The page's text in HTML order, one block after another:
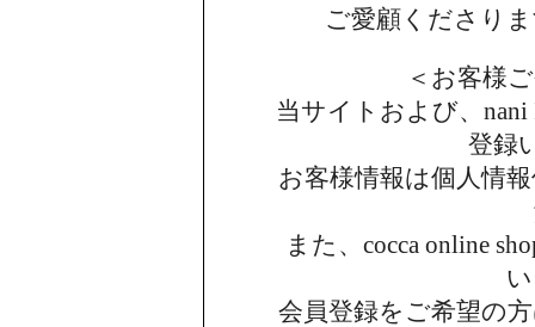
ご愛顧くださり
＜お客様
当サイトおよび、
登録
お客様情報は個人情
また、cocca online
会員登録をご希望の